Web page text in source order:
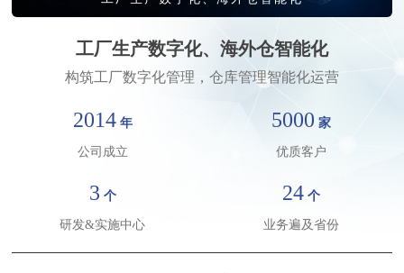
请输入关键词搜索
工厂生产数字化、海外仓智能化
构筑工厂数字化管理，仓库管理智能化运营
2014 年
公司成立
5000 家
优质客户
3 个
研发&实施中心
24 个
业务遍及省份